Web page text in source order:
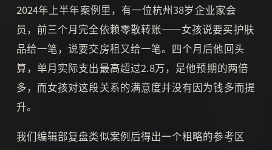
2024年上半年案例里，有一位杭州38岁企业家会
员，前三个月完全依赖零散转账——女孩说要买护肤
品给一笔，说要交房租又给一笔。四个月后他回头
算，单月实际支出最高超过2.8万，是他预期的两倍
多，而女孩对这段关系的满意度并没有因为钱多而提
升。
我们编辑部复盘类似案例后得出一个粗略的参考区